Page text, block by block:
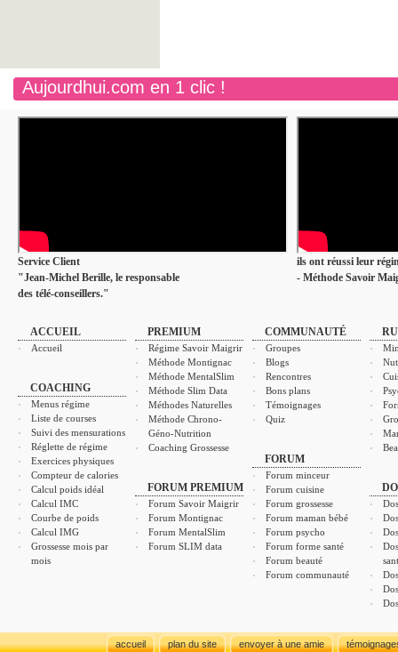
Aujourdhui.com en 1 clic !
Service Client
"Jean-Michel Berille, le responsable
des télé-conseillers."
ils ont réussi leur
- Méthode Savoir
ACCUEIL
Accueil
COACHING
Menus régime
Liste de courses
Suivi des mensurations
Réglette de régime
Exercices physiques
Compteur de calories
Calcul poids idéal
Calcul IMC
Courbe de poids
Calcul IMG
Grossesse mois par
mois
PREMIUM
Régime Savoir Maigrir
Méthode Montignac
Méthode MentalSlim
Méthode Slim Data
Méthodes Naturelles
Méthode Chrono-
Géno-Nutrition
Coaching Grossesse
FORUM PREMIUM
Forum Savoir Maigrir
Forum Montignac
Forum MentalSlim
Forum SLIM data
COMMUNAUTÉ
Groupes
Blogs
Rencontres
Bons plans
Témoignages
Quiz
FORUM
Forum minceur
Forum cuisine
Forum grossesse
Forum maman bébé
Forum psycho
Forum forme santé
Forum beauté
Forum communauté
accueil plan du site envoyer à une amie